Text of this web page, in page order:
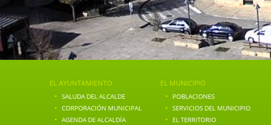
EL AYUNTAMIENTO
· SALUDA DEL ALCALDE
· CORPORACIÓN MUNICIPAL
· AGENDA DE ALCALDÍA
EL MUNICIPIO
· POBLACIONES
· SERVICIOS DEL MUNICIPIO
· EL TERRITORIO